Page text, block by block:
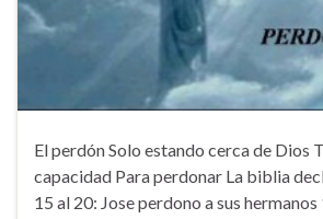
El perdón Solo estando cerca de Dios
capacidad Para perdonar La biblia
15 al 20: Jose perdono a sus